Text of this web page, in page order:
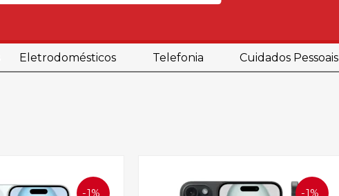
Eletrodomésticos Telefonia Cuidados Pessoais
1% 1%